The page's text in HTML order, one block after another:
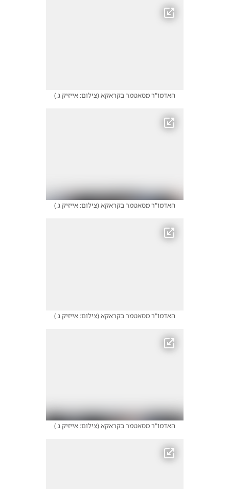
האדמו"ר מסאטמר בקראקא(צילום: אייזיק ג.)
האדמו"ר מסאטמר בקראקא(צילום: אייזיק ג.)
האדמו"ר מסאטמר בקראקא(צילום: אייזיק ג.)
האדמו"ר מסאטמר בקראקא(צילום: אייזיק ג.)